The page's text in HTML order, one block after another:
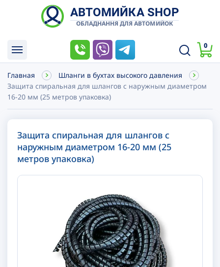
АВТОМИЙКА SHOP
ОБЛАДНАННЯ ДЛЯ АВТОМИЙОК
0
Главная
Шланги в бухтах высокого давления
Защита спиральная для шлангов с наружным диаметром
16-20 мм (25 метров упаковка)
Защита спиральная для шлангов с
наружным диаметром 16-20 мм (25
метров упаковка)